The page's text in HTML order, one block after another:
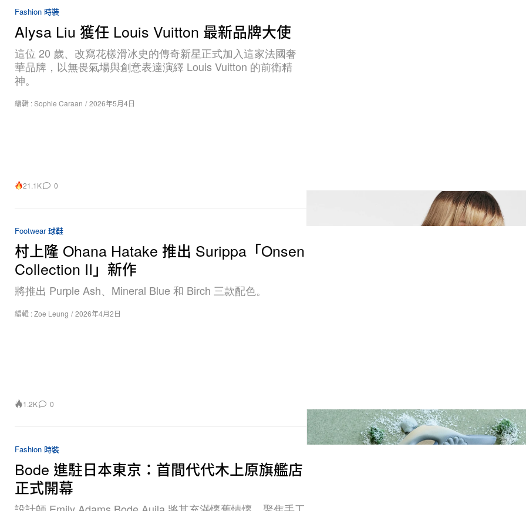
Fashion 時裝
Alysa Liu 獲任 Louis Vuitton 最新品牌大使
這位 20 歲、改寫花樣滑冰史的傳奇新星正式加入這家法國奢
華品牌，以無畏氣場與創意表達演繹 Louis Vuitton 的前衛精
神。
編輯 :Sophie Caraan / 2026年5月4日
21.1K 0
Footwear 球鞋
村上隆 Ohana Hatake 推出 Surippa「Onsen
Collection II」新作
將推出 Purple Ash、Mineral Blue 和 Birch 三款配色。
編輯 :Zoe Leung / 2026年4月2日
1.2K 0
Fashion 時裝
Bode 進駐日本東京：首間代代木上原旗艦店
正式開幕